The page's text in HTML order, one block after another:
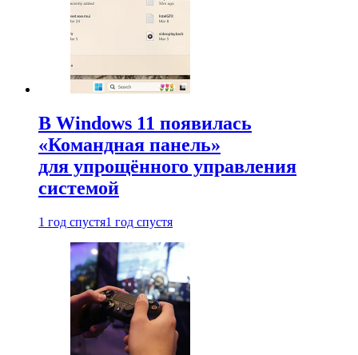
В Windows 11 появилась
«Командная панель»
для упрощённого управления
системой
1 год спустя1 год спустя